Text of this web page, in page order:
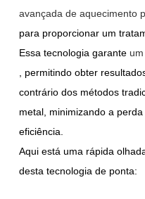
avançada de aquecimento
para proporcionar um
Essa tecnologia garante
, permitindo obter
contrário dos métodos
metal, minimizando a
eficiência.
Aqui está uma rápida
desta tecnologia de ponta: